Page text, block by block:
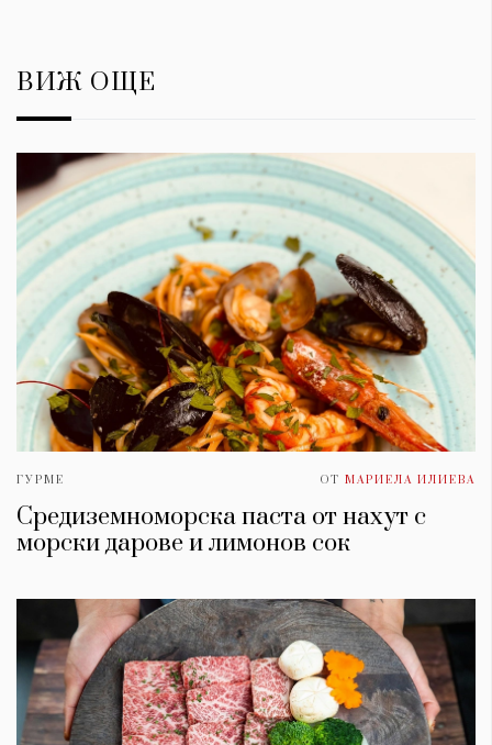
ВИЖ ОЩЕ
ГУРМЕ ОТ МАРИЕЛА ИЛИЕВА
Средиземноморска паста от нахут с
морски дарове и лимонов сок